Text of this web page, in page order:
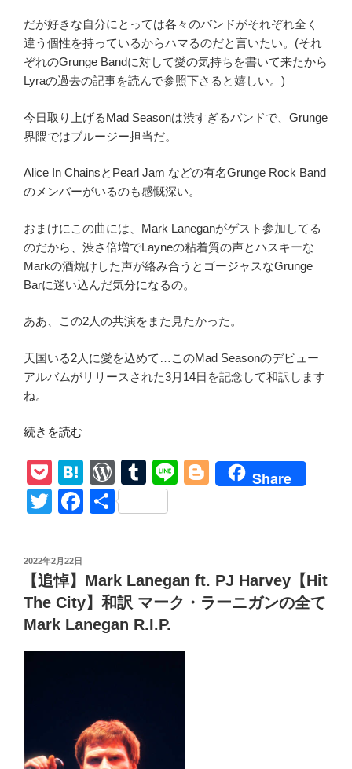
だが好きな自分にとっては各々のバンドがそれぞれ全く
違う個性を持っているからハマるのだと言いたい。(それ
ぞれのGrunge Bandに対して愛の気持ちを書いて来たから
Lyraの過去の記事を読んで参照下さると嬉しい。)
今日取り上げるMad Seasonは渋すぎるバンドで、Grunge
界隈ではブルージー担当だ。
Alice In ChainsとPearl Jam などの有名Grunge Rock Band
のメンバーがいるのも感慨深い。
おまけにこの曲には、Mark Laneganがゲスト参加してる
のだから、渋さ倍増でLayneの粘着質の声とハスキーな
Markの酒焼けした声が絡み合うとゴージャスなGrunge
Barに迷い込んだ気分になるの。
ああ、この2人の共演をまた見たかった。
天国いる2人に愛を込めて…このMad Seasonのデビュー
アルバムがリリースされた3月14日を記念して和訳します
ね。
“Mad
Gone
Day】
和
ら
か
に
Mark
続きを読む
P
o
ck
H
at
e
a
W
or
d
e
ss
T
u
m
r
Li
Bl
er
Share
T
tt
er
F
e
b
o
o
共
投
日:
2022年2月22日
【追悼】Mark Lanegan ft. PJ Harvey【Hit
The City】和訳 マーク・ラーニガンの全て
Mark Lanegan R.I.P.